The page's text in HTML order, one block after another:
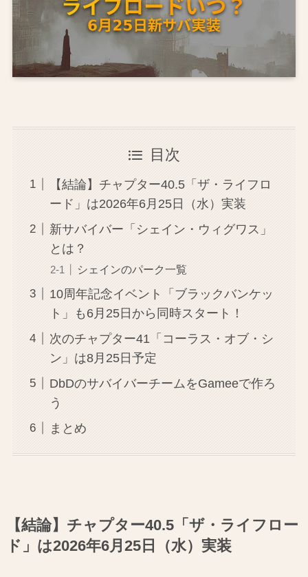
目次
【結論】チャプター40.5「ザ・ライフロ
ード」は2026年6月25日（水）実装
新サバイバー「シェイン・ウィグワス」
とは？
シェインのパーク一覧
10周年記念イベント「ブラックバンケッ
ト」も6月25日から同時スタート！
次のチャプター41「コーラス・オブ・シ
ン」は8月25日予定
DbDのサバイバーチームをGameeで作ろ
う
まとめ
【結論】チャプター40.5「ザ・ライフロー
ド」は2026年6月25日（水）実装